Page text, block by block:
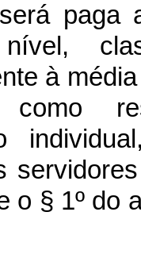
paga
nível,
à
como
o § 1º do